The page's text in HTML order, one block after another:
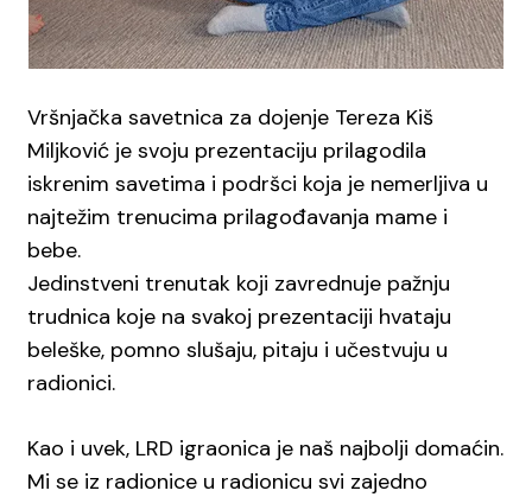
Vršnjačka savetnica za dojenje Tereza Kiš
Miljković je svoju prezentaciju prilagodila
iskrenim savetima i podršci koja je nemerljiva u
najtežim trenucima prilagođavanja mame i
bebe.
Jedinstveni trenutak koji zavrednuje pažnju
trudnica koje na svakoj prezentaciji hvataju
beleške, pomno slušaju, pitaju i učestvuju u
radionici.
Kao i uvek, LRD igraonica je naš najbolji domaćin.
Mi se iz radionice u radionicu svi zajedno